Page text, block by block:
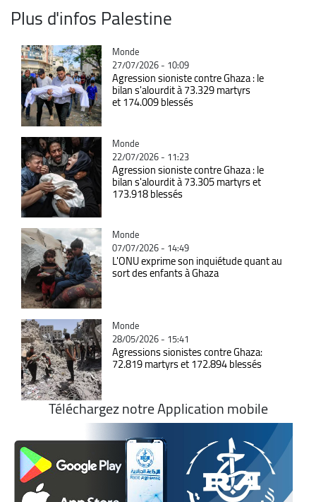
Plus d'infos Palestine
Catégorie
Monde
27/07/2026 - 10:09
Agression sioniste contre Ghaza : le
bilan s'alourdit à 73.329 martyrs
et 174.009 blessés
Catégorie
Monde
22/07/2026 - 11:23
Agression sioniste contre Ghaza : le
bilan s'alourdit à 73.305 martyrs et
173.918 blessés
Catégorie
Monde
07/07/2026 - 14:49
L'ONU exprime son inquiétude quant au
sort des enfants à Ghaza
Catégorie
Monde
28/05/2026 - 15:41
Agressions sionistes contre Ghaza:
72.819 martyrs et 172.894 blessés
Téléchargez notre Application mobile